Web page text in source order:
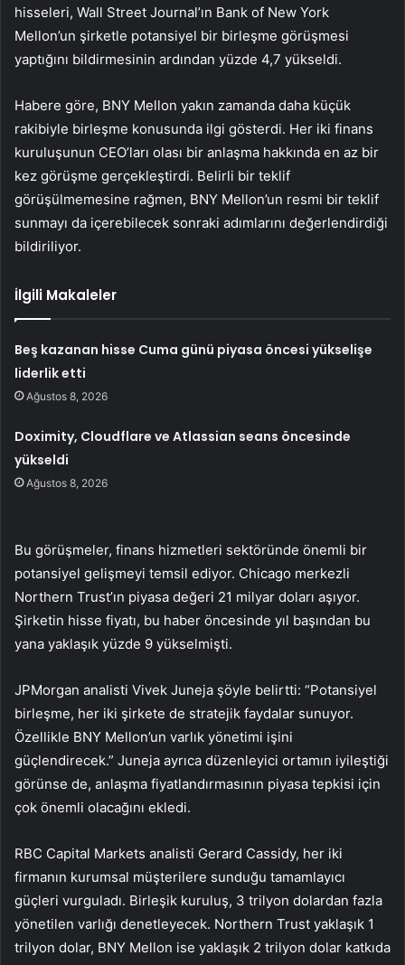
hisseleri, Wall Street Journal’ın Bank of New York
Mellon’un şirketle potansiyel bir birleşme görüşmesi
yaptığını bildirmesinin ardından yüzde 4,7 yükseldi.
Habere göre, BNY Mellon yakın zamanda daha küçük
rakibiyle birleşme konusunda ilgi gösterdi. Her iki finans
kuruluşunun CEO’ları olası bir anlaşma hakkında en az bir
kez görüşme gerçekleştirdi. Belirli bir teklif
görüşülmemesine rağmen, BNY Mellon’un resmi bir teklif
sunmayı da içerebilecek sonraki adımlarını değerlendirdiği
bildiriliyor.
İlgili Makaleler
Beş kazanan hisse Cuma günü piyasa öncesi yükselişe
liderlik etti
Ağustos 8, 2026
Doximity, Cloudflare ve Atlassian seans öncesinde
yükseldi
Ağustos 8, 2026
Bu görüşmeler, finans hizmetleri sektöründe önemli bir
potansiyel gelişmeyi temsil ediyor. Chicago merkezli
Northern Trust’ın piyasa değeri 21 milyar doları aşıyor.
Şirketin hisse fiyatı, bu haber öncesinde yıl başından bu
yana yaklaşık yüzde 9 yükselmişti.
JPMorgan analisti Vivek Juneja şöyle belirtti: “Potansiyel
birleşme, her iki şirkete de stratejik faydalar sunuyor.
Özellikle BNY Mellon’un varlık yönetimi işini
güçlendirecek.” Juneja ayrıca düzenleyici ortamın iyileştiği
görünse de, anlaşma fiyatlandırmasının piyasa tepkisi için
çok önemli olacağını ekledi.
RBC Capital Markets analisti Gerard Cassidy, her iki
firmanın kurumsal müşterilere sunduğu tamamlayıcı
güçleri vurguladı. Birleşik kuruluş, 3 trilyon dolardan fazla
yönetilen varlığı denetleyecek. Northern Trust yaklaşık 1
trilyon dolar, BNY Mellon ise yaklaşık 2 trilyon dolar katkıda